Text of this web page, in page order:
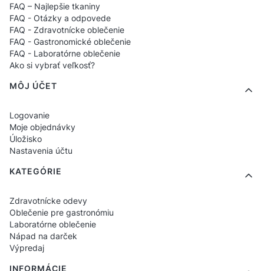
FAQ – Najlepšie tkaniny
FAQ - Otázky a odpovede
FAQ - Zdravotnícke oblečenie
FAQ - Gastronomické oblečenie
FAQ - Laboratórne oblečenie
Ako si vybrať veľkosť?
MÔJ ÚČET
Logovanie
Moje objednávky
Úložisko
Nastavenia účtu
KATEGÓRIE
Zdravotnícke odevy
Oblečenie pre gastronómiu
Laboratórne oblečenie
Nápad na darček
Výpredaj
INFORMÁCIE